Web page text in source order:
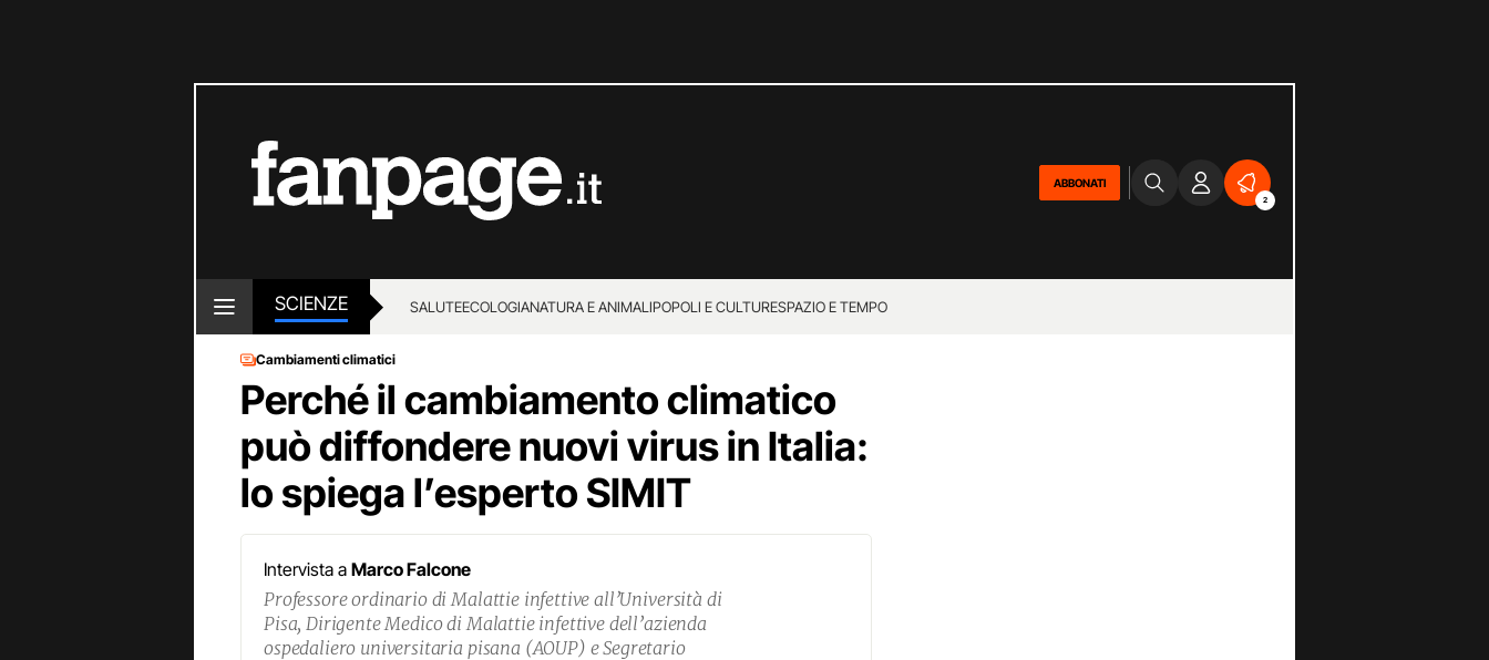
ABBONATI
2
SCIENZE SALUTEECOLOGIANATURA E ANIMALIPOPOLI E CULTURESPAZIO E TEMPO
Cambiamenti climatici
Perché il cambiamento climatico
può diffondere nuovi virus in Italia:
lo spiega l’esperto SIMIT
Intervista a Marco Falcone
Professore ordinario di Malattie infettive all’Università di
Pisa, Dirigente Medico di Malattie infettive dell’azienda
ospedaliero universitaria pisana (AOUP) e Segretario